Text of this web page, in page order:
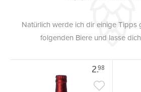
Natürlich werde ich dir einige Tipps
folgenden Biere und lasse
2.98